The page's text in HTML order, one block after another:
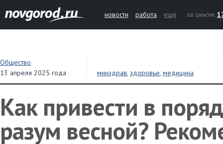
новости работа ещё за окном:
Общество
13 апреля 2025 года
минздрав, здоровье, медицина
Как привести в
разум весной?